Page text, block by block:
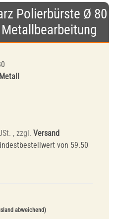
Polierbürste Ø 80
, zzgl. Versand
von 59.50
abweichend)